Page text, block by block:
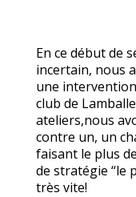
En ce début de
incertain, nous
une
club de
ateliers,nous
contre un, un
faisant le plus
de stratégie “le
très vite!